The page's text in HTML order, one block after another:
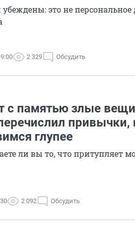
убеждены: это не персональное
2 329 Обсудить
с памятью злые
привычки,
глупее
ли вы то, что притупляет
2 092 Обсудить